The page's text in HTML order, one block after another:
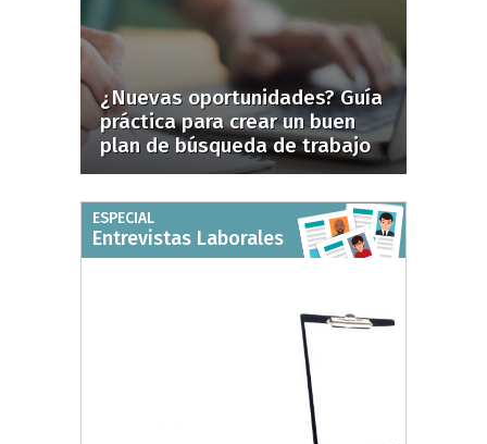
¿Nuevas oportunidades? Guía
práctica para crear un buen
plan de búsqueda de trabajo
ESPECIAL
Entrevistas Laborales